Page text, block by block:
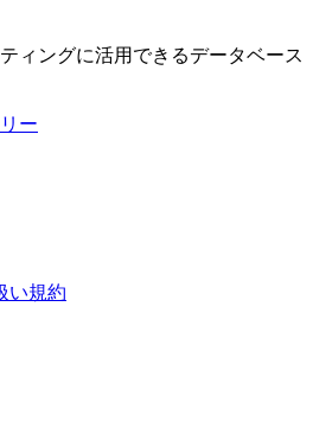
ィングに活用できるデータベース
い規約